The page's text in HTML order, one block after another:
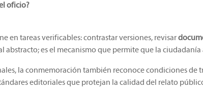
oficio?
en tareas verificables: contrastar versiones, revisar
abstracto; es el mecanismo que permite que la
la conmemoración también reconoce condiciones de
editoriales que protejan la calidad del relato